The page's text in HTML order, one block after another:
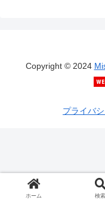
Copyright © 2024
プライバ
ホーム 検索